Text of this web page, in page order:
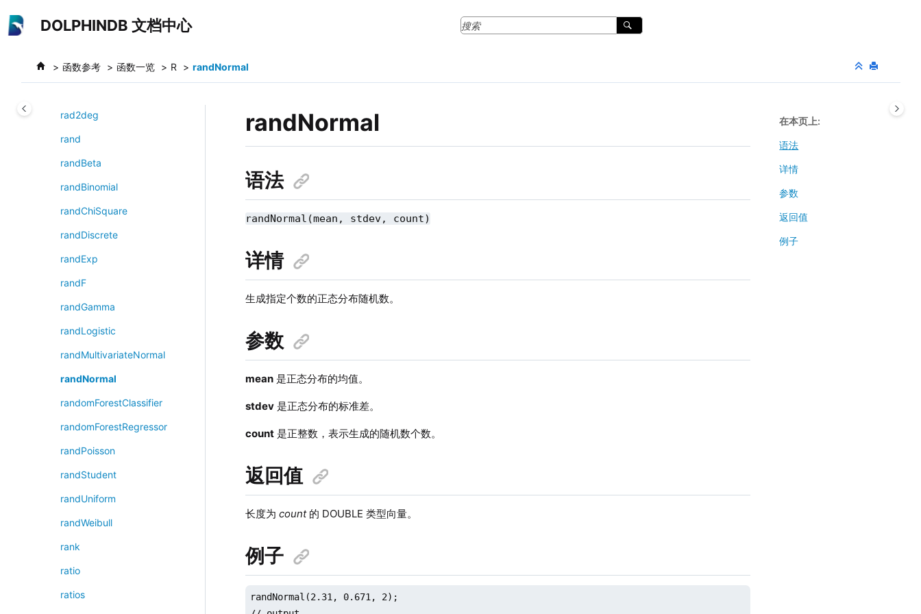
DOLPHINDB 文档中心
函数参考 函数一览 R randNormal
O
Q
rad2deg
rand
randBeta
randBinomial
randChiSquare
randDiscrete
randExp
randF
randGamma
randLogistic
randMultivariateNormal
randNormal
randomForestClassifier
randomForestRegressor
randPoisson
randStudent
randUniform
randWeibull
rank
ratio
ratios
randNormal
语法
randNormal(mean, stdev, count)
详情
生成指定个数的正态分布随机数。
参数
mean 是正态分布的均值。
stdev 是正态分布的标准差。
count 是正整数，表示生成的随机数个数。
返回值
长度为count的 DOUBLE 类型向量。
例子
randNormal(2.31, 0.671, 2);
在本页上
语法
详情
参数
返回值
例子